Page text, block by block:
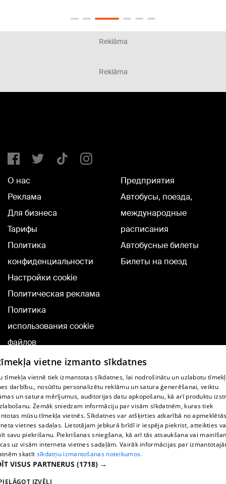
Reklāma
Reklāma
О нас
Реклама
Для бизнеса
Тарифы
Политика
конфиденциальности
Настройки cookie
Политическая реклама
Политика
использования cookie
файлов
Добавление
комментариев
Предприятия
Автобусы, поезда,
международные
расписания
Автобусные билеты
Билеты на поезд
TВ-программа
Условия договора
360 Ziņu kontakti
Helio Media
Служба помощи портала: э-почта -
vietne izmanto sīkdatnes
tīmekļa vietnē tiek izmantotas sīkdatnes, lai nodrošinātu un uzlabotu
darbību., nosūtītu personalizētu reklāmu un satura ģenerēšanai, veiktu
un satura mērījumus, auditorijas datu apkopošanu, kā arī produktu
Zemāk sniedzam informāciju par visām sīkdatnēm, kuras tiek
mūsu tīmekļa vietnēs. Sīkdatnes var atšķirties atkarībā no
vietnes sadaļas. Lietotājam jebkurā brīdī ir iespēja piekrist, atteikties
savu piekrišanu. Piekrišanas sniegšana, kā arī tās atsaukšana vai
uz visām interneta vietnes sadaļām. Vairāk informācijas par
skatīt sīkdatņu izmantošanas noteikumos.
VISUS PARTNERUS (1718) →
IZVĒLI